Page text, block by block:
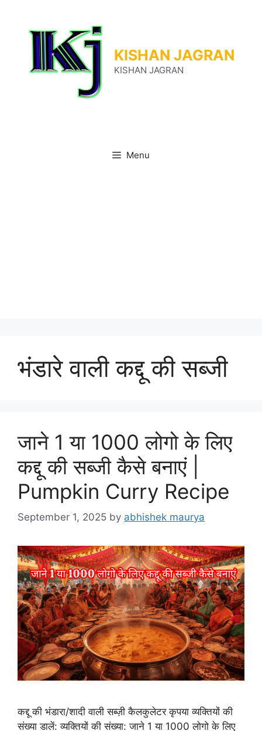
content
KISHAN JAGRAN
KISHAN JAGRAN
Menu
भंडारे वाली कद्दू की सब्जी
जाने 1 या 1000 लोगो के लिए
कद्दू की सब्जी कैसे बनाएं |
Pumpkin Curry Recipe
September 1, 2025 by abhishek maurya
कद्दू की भंडारा/शादी वाली सब्ज़ी कैलकुलेटर कृपया व्यक्तियों की
संख्या डालें: व्यक्तियों की संख्या: जाने 1 या 1000 लोगो के लिए